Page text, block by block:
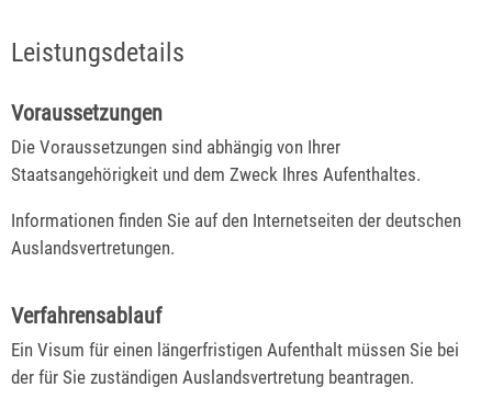
Leistungsdetails
Voraussetzungen
Die Voraussetzungen sind abhängig von Ihrer
Staatsangehörigkeit und dem Zweck Ihres Aufenthaltes.
Informationen finden Sie auf den Internetseiten der deutschen
Auslandsvertretungen.
Verfahrensablauf
Ein Visum für einen längerfristigen Aufenthalt müssen Sie bei
der für Sie zuständigen Auslandsvertretung beantragen.